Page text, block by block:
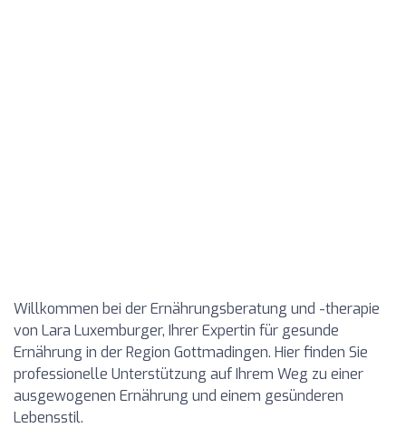
Willkommen bei der Ernährungsberatung und -therapie
von Lara Luxemburger, Ihrer Expertin für gesunde
Ernährung in der Region Gottmadingen. Hier finden Sie
professionelle Unterstützung auf Ihrem Weg zu einer
ausgewogenen Ernährung und einem gesünderen
Lebensstil.